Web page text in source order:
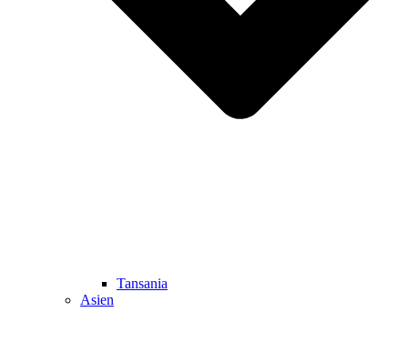
Tansania
Asien